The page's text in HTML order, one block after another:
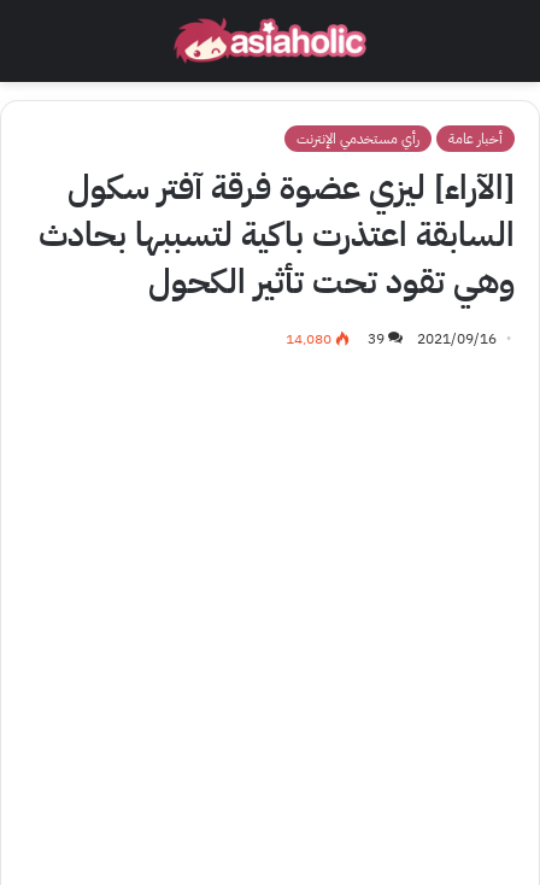
أخبار عامة رأي مستخدمي الإنترنت
[الآراء] ليزي عضوة فرقة آفتر سكول
السابقة اعتذرت باكية لتسببها بحادث
وهي تقود تحت تأثير الكحول
2021/09/16
39 14٬080